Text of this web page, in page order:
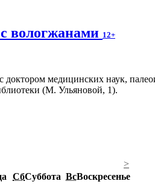
вологжанами 12+
доктором медицинских наук,
(М. Ульяновой, 1).
>
СбСуббота ВсВоскресенье